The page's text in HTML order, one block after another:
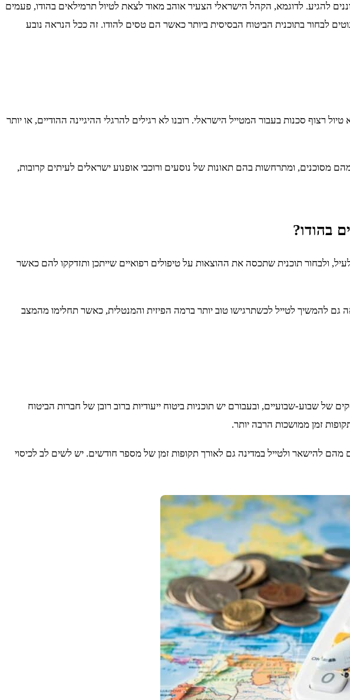
להגיע. לדוגמא, הקהל הישראלי הצעיר אוהב מאוד לצאת לטיול תרמילאים בהודו, פעמים
לבחור בתוכנית הביטוח הבסיסית ביותר כאשר הם טסים להודו. זה ככל הנראה נובע
רצוף סכנות בעבור המטייל הישראלי. רובנו לא רגילים להרגלי ההיגיינה ההודיים, או יותר
מסוכנים, ומתרחשות בהם תאונות של נוסעים ורוכבי אופנוע ישראלים לעיתים קרובות,
בהודו?
ולבחור תוכנית שתכסה את ההוצאות על טיפולים רפואיים שייתכן ותזדקקו להם כאשר
גם להמשיך לטייל לכשתרגישו טוב יותר ברמה הפיזית והמנטלית, כאשר תחלימו מהמצב
שבוע-שבועיים, ובעבורם יש תוכניות ביטוח ייעודיות ברוב רובן של חברות הביטוח
זמן ממושכות הרבה יותר.
להישאר ולטייל במדינה גם לאורך תקופות זמן של מספר חודשים. יש לשים לב לכיסוי